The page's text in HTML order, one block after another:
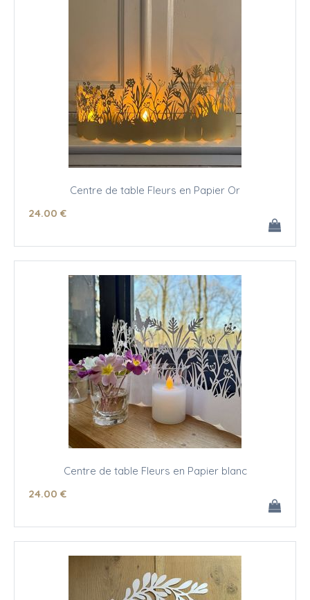
Centre de table Fleurs en Papier Or
24.00 €
Centre de table Fleurs en Papier blanc
24.00 €